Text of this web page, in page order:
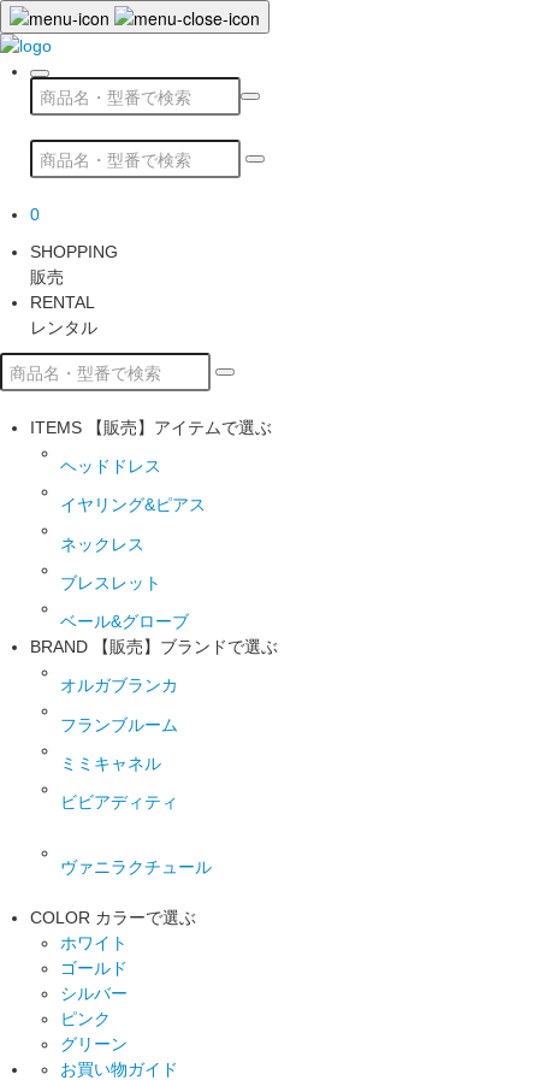
0
SHOPPING
販売
RENTAL
レンタル
ITEMS 【販売】アイテムで選ぶ
ヘッドドレス
イヤリング&ピアス
ネックレス
ブレスレット
ベール&グローブ
BRAND
【販売】ブランドで選ぶ
オルガブランカ
フランブルーム
ミミキャネル
ビビアディティ
ヴァニラクチュール
COLOR カラーで選ぶ
ホワイト
ゴールド
シルバー
ピンク
グリーン
お買い物ガイド